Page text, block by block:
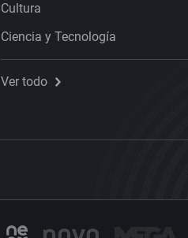
Cultura
Ciencia y Tecnología
Ver todo